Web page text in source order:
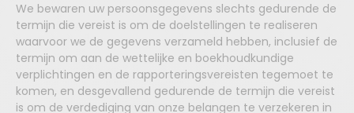
We bewaren uw persoonsgegevens slechts gedurende de
termijn die vereist is om de doelstellingen te realiseren
waarvoor we de gegevens verzameld hebben, inclusief de
termijn om aan de wettelijke en boekhoudkundige
verplichtingen en de rapporteringsvereisten tegemoet te
komen, en desgevallend gedurende de termijn die vereist
is om de verdediging van onze belangen te verzekeren in